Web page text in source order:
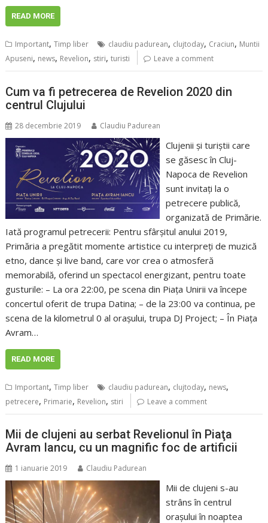
READ MORE
Important,Timp liber claudiu padurean, clujtoday, Craciun, Muntii
Apuseni, news, Revelion, stiri,turisti Leave a comment
Cum va fi petrecerea de Revelion 2020 din
centrul Clujului
28 decembrie 2019 Claudiu Padurean
Clujenii și turiștii care
se găsesc în Cluj-
Napoca de Revelion
sunt invitați la o
petrecere publică,
organizată de Primărie.
Iată programul petrecerii: Pentru sfârșitul anului 2019,
Primăria a pregătit momente artistice cu interpreți de muzică
etno, dance și live band, care vor crea o atmosferă
memorabilă, oferind un spectacol energizant, pentru toate
gusturile: – La ora 22:00, pe scena din Piața Unirii va începe
concertul oferit de trupa Datina; – de la 23:00 va continua, pe
scena de la kilometrul 0 al orașului, trupa DJ Project; – În Piața
Avram…
READ MORE
Important,Timp liber claudiu padurean, clujtoday, news,
petrecere, Primarie, Revelion, stiri Leave a comment
Mii de clujeni au serbat Revelionul în Piaţa
Avram Iancu, cu un magnific foc de artificii
1 ianuarie 2019 Claudiu Padurean
Mii de clujeni s-au
strâns în centrul
oraşului în noaptea